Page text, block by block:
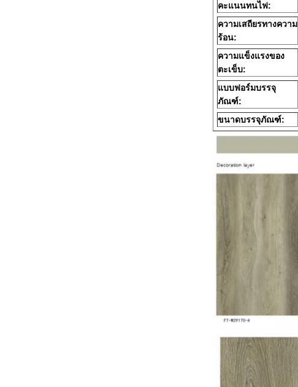
คะแนนทนไฟ:
ความเสถียรทางความ
ร้อน:
ความแข็งแรงของ
ตะเข็บ:
แบบฟอร์มบรรจุ
ภัณฑ์:
ขนาดบรรจุภัณฑ์: